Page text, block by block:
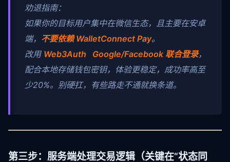
劝退指南：
如果你的目标用户集中在微信生态，且主要在安卓
端， 不要依赖 WalletConnect Pay。
改用 Web3Auth Google/Facebook 联合登录，
配合本地存储钱包密钥，体验更稳定，成功率高至
少20%。别硬扛，有些路走不通就换条道。
第三步：服务端处理交易逻辑（关键在“状态同